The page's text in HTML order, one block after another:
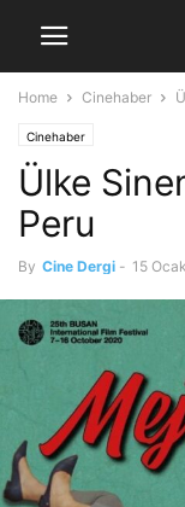
Home Cinehaber
Cinehaber
Ülke
Peru
By Cine Dergi - 15